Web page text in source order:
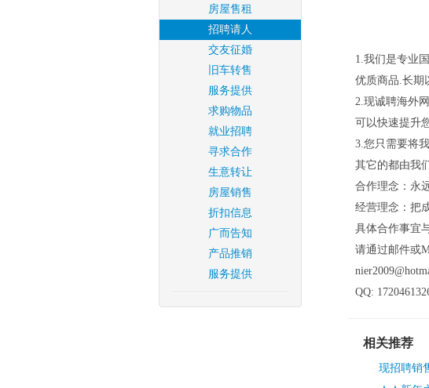
房屋售租
招聘请人
交友征婚
旧车转售
服务提供
求购物品
就业招聘
寻求合作
生意转让
房屋销售
折扣信息
广而告知
产品推销
服务提供
1.我们是专业
优质商品.长期
2.现诚聘海外
可以快速提升
3.您只需要将
其它的都由我
合作理念：永
经营理念：把
具体合作事宜
请通过邮件或
QQ:
相关推荐
现招聘销